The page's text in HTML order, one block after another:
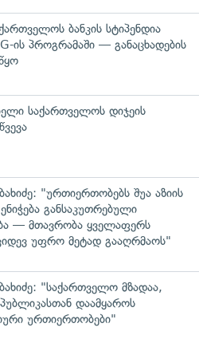
ბანკის სტიპენდია
ის პროგრამაში — განაცხადების
საქართველოს დიჯეის
"ურთიერთობებს შუა აზიის
განსაკუთრებული
— მთავრობა ყველაფერს
უფრო მეტად გააღრმაოს"
"საქართველო მზადაა,
დაამყაროს
ურთიერთობები"